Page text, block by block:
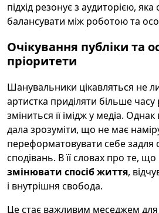
підхід резонує з аудиторією,
балансувати між роботою та
Очікування публіки та
пріоритети
Шанувальники цікавляться не
артистка приділяти більше часу
зміниться її імідж у медіа.
дала зрозуміти, що не має
переформатовувати себе задля
сподівань. В її словах про те,
змінювати спосіб життя,
і внутрішня свобода.
Це стає важливим меседжем для